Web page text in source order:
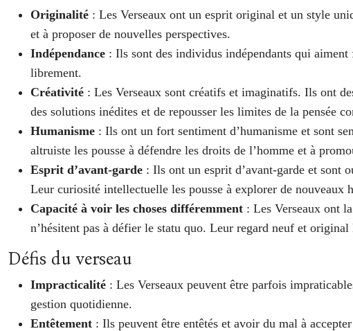
Originalité : Les Verseaux ont un esprit original et un style
et à proposer de nouvelles perspectives.
Indépendance : Ils sont des individus indépendants qui
librement.
Créativité : Les Verseaux sont créatifs et imaginatifs. Ils ont
des solutions inédites et de repousser les limites de la pensée
Humanisme : Ils ont un fort sentiment d’humanisme et sont
altruiste les pousse à défendre les droits de l’homme et à
Esprit d’avant-garde : Ils ont un esprit d’avant-garde et sont
Leur curiosité intellectuelle les pousse à explorer de nouveaux
Capacité à voir les choses différemment : Les Verseaux ont
n’hésitent pas à défier le statu quo. Leur regard neuf et
Défis du verseau
Impracticalité : Les Verseaux peuvent être parfois
gestion quotidienne.
Entêtement : Ils peuvent être entêtés et avoir du mal à